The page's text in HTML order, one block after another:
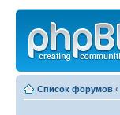
Список форумов ‹